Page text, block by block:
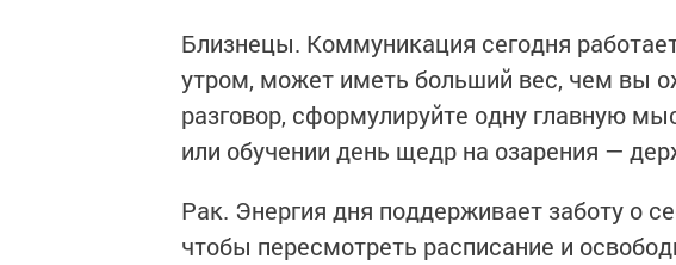
Близнецы. Коммуникация сегодня
утром, может иметь больший вес, чем вы
разговор, сформулируйте одну главную
или обучении день щедр на озарения —
Рак. Энергия дня поддерживает заботу о
чтобы пересмотреть расписание и